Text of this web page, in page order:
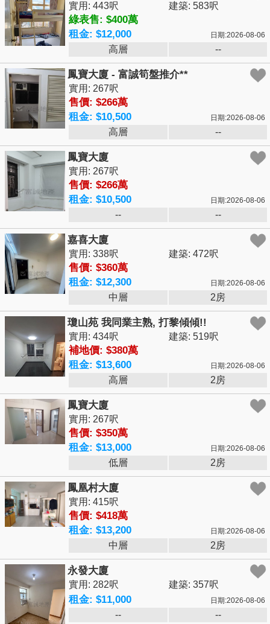
實用: 443呎 建築: 583呎
綠表售: $400萬
租金: $12,000
日期:2026-08-06
高層 --
鳳寶大廈 - 富誠筍盤推介**
實用: 267呎
售價: $266萬
租金: $10,500
日期:2026-08-06
高層 --
鳳寶大廈
實用: 267呎
售價: $266萬
租金: $10,500
日期:2026-08-06
-- --
嘉喜大廈
實用: 338呎 建築: 472呎
售價: $360萬
租金: $12,300
日期:2026-08-06
中層 2房
瓊山苑 我同業主熟, 打黎傾傾!!
實用: 434呎 建築: 519呎
補地價: $380萬
租金: $13,600
日期:2026-08-06
高層 2房
鳳寶大廈
實用: 267呎
售價: $350萬
租金: $13,000
日期:2026-08-06
低層 2房
鳳凰村大廈
實用: 415呎
售價: $418萬
租金: $13,200
日期:2026-08-06
中層 2房
永發大廈
實用: 282呎 建築: 357呎
租金: $11,000 日期:2026-08-06
-- --